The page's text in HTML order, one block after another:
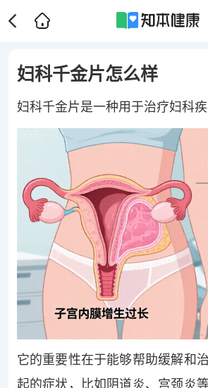
妇科千金片怎么样
妇科千金片是一种用于治疗妇科疾
它的重要性在于能够帮助缓解和
起的症状，比如阴道炎、宫颈炎